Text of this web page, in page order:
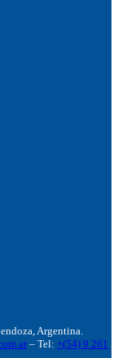
Argentina.
– Tel: +(54) 9 261